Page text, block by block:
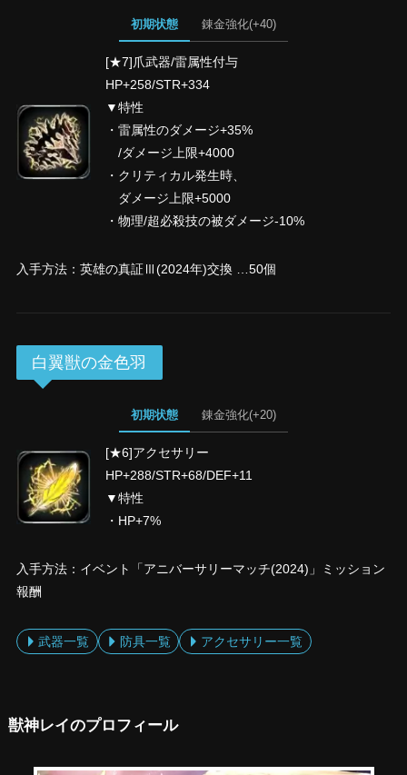
初期状態 錬金強化(+40)
[★7]爪武器/雷属性付与
HP+258/STR+334
▼特性
・雷属性のダメージ+35%
/ダメージ上限+4000
・クリティカル発生時、
ダメージ上限+5000
・物理/超必殺技の被ダメージ-10%
入手方法：英雄の真証Ⅲ(2024年)交換 …50個
白翼獣の金色羽
初期状態 錬金強化(+20)
[★6]アクセサリー
HP+288/STR+68/DEF+11
▼特性
・HP+7%
入手方法：イベント「アニバーサリーマッチ(2024)」ミッション
報酬
武器一覧 防具一覧 アクセサリー一覧
獣神レイのプロフィール